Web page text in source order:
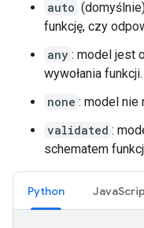
auto
funkcję, czy
any : model jest
wywołania funkcji.
none : model nie
validated :
schematem
Python